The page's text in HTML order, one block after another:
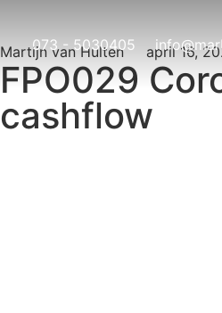
073 - 5030405
Martijn van Hulten april 16,
FPO029
cashflow